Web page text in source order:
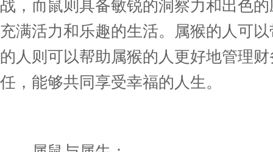
战，而鼠则具备敏锐的洞察力和出色
充满活力和乐趣的生活。属猴的人可
的人则可以帮助属猴的人更好地管理
任，能够共同享受幸福的人生。